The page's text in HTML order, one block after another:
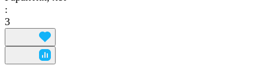
:
3